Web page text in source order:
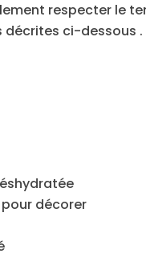
respecter le
ci-dessous .
décorer